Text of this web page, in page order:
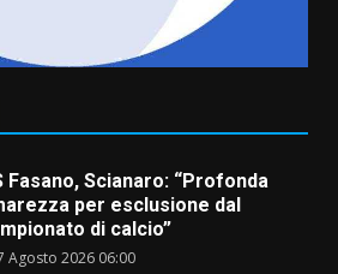
Contestatori: Musica di
nuovo
con “Fasano in
Fasano, Scianaro: “Profonda
per esclusione dal
di calcio”
Agosto 2026 06:00